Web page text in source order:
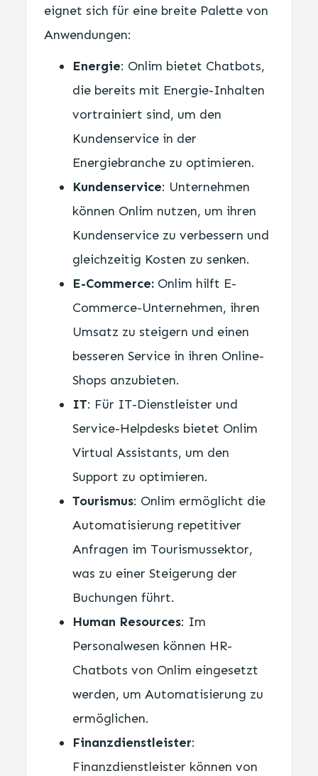
eignet sich für eine breite Palette von
Anwendungen:
Energie: Onlim bietet Chatbots,
die bereits mit Energie-Inhalten
vortrainiert sind, um den
Kundenservice in der
Energiebranche zu optimieren.
Kundenservice: Unternehmen
können Onlim nutzen, um ihren
Kundenservice zu verbessern und
gleichzeitig Kosten zu senken.
E-Commerce:Onlim hilft E-
Commerce-Unternehmen, ihren
Umsatz zu steigern und einen
besseren Service in ihren Online-
Shops anzubieten.
IT: Für IT-Dienstleister und
Service-Helpdesks bietet Onlim
Virtual Assistants, um den
Support zu optimieren.
Tourismus: Onlim ermöglicht die
Automatisierung repetitiver
Anfragen im Tourismussektor,
was zu einer Steigerung der
Buchungen führt.
Human Resources: Im
Personalwesen können HR-
Chatbots von Onlim eingesetzt
werden, um Automatisierung zu
ermöglichen.
Finanzdienstleister:
Finanzdienstleister können von